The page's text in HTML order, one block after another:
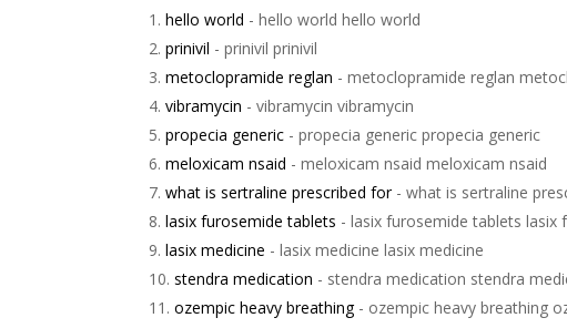
hello world - hello world hello world
prinivil - prinivil prinivil
metoclopramide reglan - metoclopramide reglan
vibramycin - vibramycin vibramycin
propecia generic - propecia generic propecia generic
meloxicam nsaid - meloxicam nsaid meloxicam nsaid
what is sertraline prescribed for- what is sertraline
lasix furosemide tablets - lasix furosemide tablets lasix
lasix medicine - lasix medicine lasix medicine
stendra medication - stendra medication stendra
ozempic heavy breathing- ozempic heavy breathing